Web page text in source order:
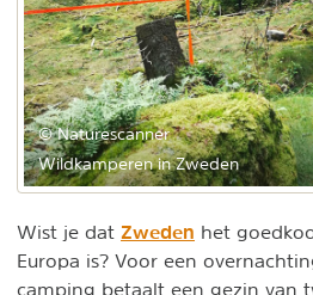
© Naturescanner
Wildkamperen in Zweden
Wist je dat Zweden het
Europa is? Voor een
camping betaalt een gezin van